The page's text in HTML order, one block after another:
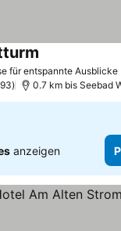
für entspannte Ausblicke
0.7 km bis Seebad
anzeigen